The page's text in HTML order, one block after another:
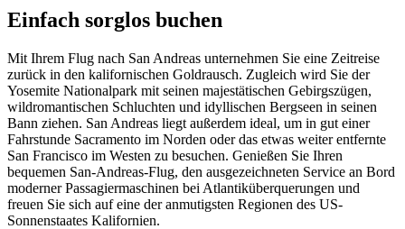
Einfach sorglos buchen
Mit Ihrem Flug nach San Andreas unternehmen Sie eine Zeitreise
zurück in den kalifornischen Goldrausch. Zugleich wird Sie der
Yosemite Nationalpark mit seinen majestätischen Gebirgszügen,
wildromantischen Schluchten und idyllischen Bergseen in seinen
Bann ziehen. San Andreas liegt außerdem ideal, um in gut einer
Fahrstunde Sacramento im Norden oder das etwas weiter entfernte
San Francisco im Westen zu besuchen. Genießen Sie Ihren
bequemen San-Andreas-Flug, den ausgezeichneten Service an Bord
moderner Passagiermaschinen bei Atlantiküberquerungen und
freuen Sie sich auf eine der anmutigsten Regionen des US-
Sonnenstaates Kalifornien.